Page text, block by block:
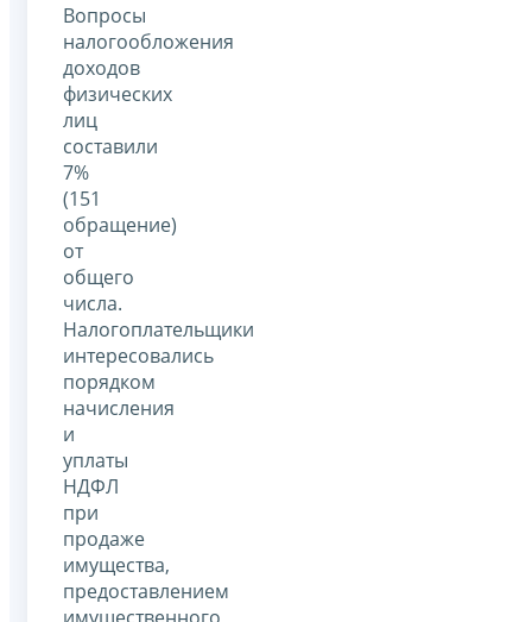
Вопросы
налогообложения
доходов
физических
лиц
составили
7%
(151
обращение)
от
общего
числа.
Налогоплательщики
интересовались
порядком
начисления
и
уплаты
НДФЛ
при
продаже
имущества,
предоставлением